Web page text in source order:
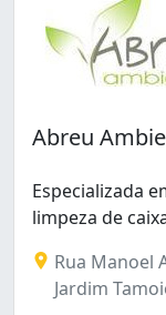
Abreu
Especializada
limpeza de
Rua Manoel
Jardim